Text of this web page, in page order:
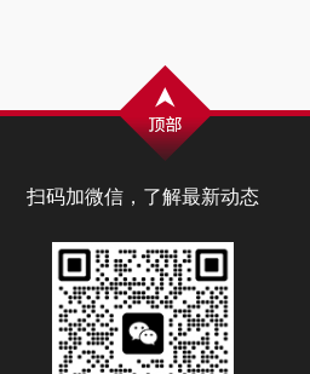
扫码加微信，了解最新动态